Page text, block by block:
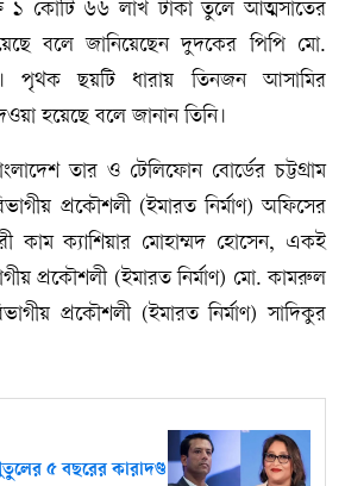
১ কোটি ৬৬ লাখ টাকা তুলে আত্মসাতের
বলে জানিয়েছেন দুদকের পিপি মো.
পৃথক ছয়টি ধারায় তিনজন আসামির
হয়েছে বলে জানান তিনি।
তার ও টেলিফোন বোর্ডের চট্টগ্রাম
প্রকৌশলী (ইমারত নির্মাণ) অফিসের
কাম ক্যাশিয়ার মোহাম্মদ হোসেন, একই
প্রকৌশলী (ইমারত নির্মাণ) মো. কামরুল
প্রকৌশলী (ইমারত নির্মাণ) সাদিকুর
৫ বছরের কারাদণ্ড